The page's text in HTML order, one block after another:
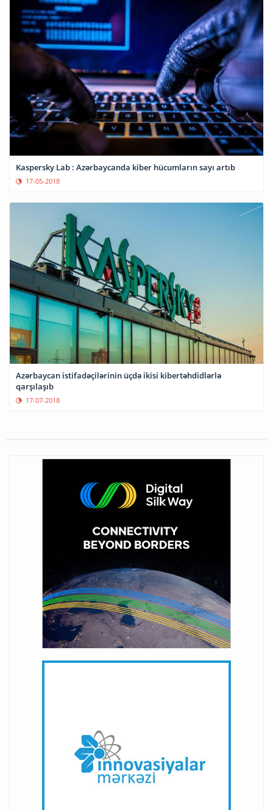
Kaspersky Lab : Azərbaycanda kiber hücumların sayı artıb
17-05-2018
Azərbaycan istifadəçilərinin üçdə ikisi kibertəhdidlərlə
qarşılaşıb
17-07-2018